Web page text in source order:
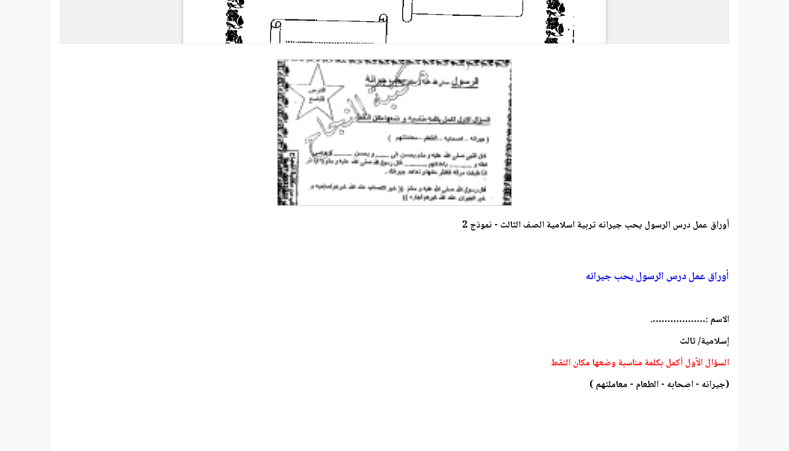
أوراق عمل درس الرسول يحب جيرانه تربية اسلامية الصف الثالث - نموذج 2
أوراق عمل درس الرسول يحب جيرانه
الاسم :……………….
إسلامية/ ثالث
السؤال الأول أكمل بكلمة مناسبة وضعها مكان النقط
(جيرانه - اصحابه - الطعام - معاملتهم )